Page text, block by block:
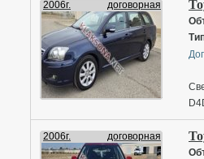
2006г. договорная
2006г. договорная